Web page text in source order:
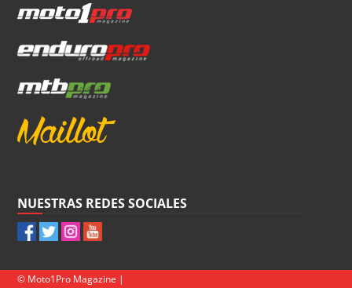
NUESTRAS REDES SOCIALES
© Moto1Pro Magazine |